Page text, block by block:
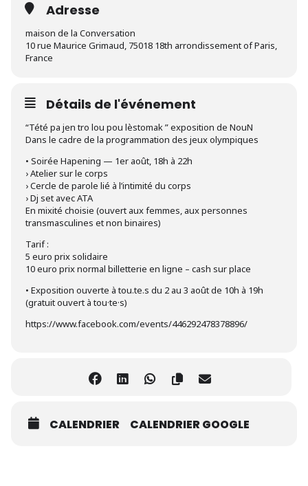
Adresse
maison de la Conversation
10 rue Maurice Grimaud, 75018 18th arrondissement of Paris,
France
Détails de l'événement
“Tété pa jen tro lou pou lèstomak ” exposition de NouN
Dans le cadre de la programmation des jeux olympiques
• Soirée Hapening — 1er août, 18h à 22h
› Atelier sur le corps
› Cercle de parole lié à l’intimité du corps
› Dj set avec ATA
En mixité choisie (ouvert aux femmes, aux personnes
transmasculines et non binaires)
Tarif :
5 euro prix solidaire
10 euro prix normal billetterie en ligne – cash sur place
• Exposition ouverte à tou.te.s du 2 au 3 août de 10h à 19h
(gratuit ouvert à tou·te·s)
https://www.facebook.com/events/446292478378896/
CALENDRIER CALENDRIER GOOGLE